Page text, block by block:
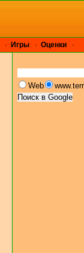
· Игры · Оценки ·
Web